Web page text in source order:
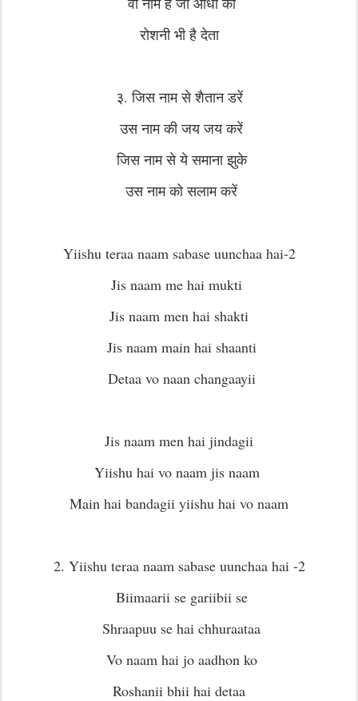
रोशनी भी है देता
३. जिस नाम से शैतान डरें
उस नाम की जय जय करें
जिस नाम से ये समाना झुके
उस नाम को सलाम करें
Yiishu teraa naam sabase uunchaa hai-2
Jis naam me hai mukti
Jis naam men hai shakti
Jis naam main hai shaanti
Detaa vo naan changaayii
Jis naam men hai jindagii
Yiishu hai vo naam jis naam
Main hai bandagii yiishu hai vo naam
2. Yiishu teraa naam sabase uunchaa hai -2
Biimaarii se gariibii se
Shraapuu se hai chhuraataa
Vo naam hai jo aadhon ko
Roshanii bhii hai detaa